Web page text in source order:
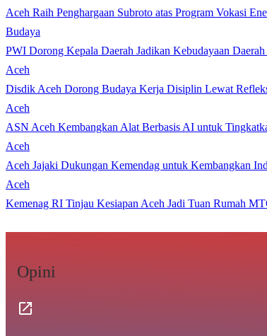
Aceh Raih Penghargaan Subroto atas Program Vokasi
Budaya
PWI Dorong Kepala Daerah Jadikan Kebudayaan Daerah
Aceh
Disdik Aceh Dorong Budaya Kerja Disiplin Lewat
Aceh
ASN Aceh Kembangkan Alat Berbasis AI untuk
Aceh
Aceh Jajaki Dukungan Kemendag untuk Kembangkan
Aceh
Kemenag RI Tinjau Kesiapan Aceh Jadi Tuan Rumah
Opini